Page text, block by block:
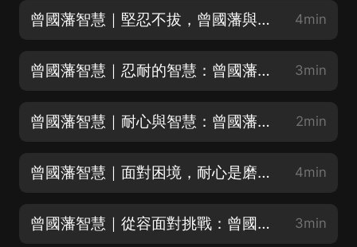
曾國藩智慧｜堅忍不拔，曾國藩與左宗棠的友誼 4min
曾國藩智慧｜忍耐的智慧：曾國藩的奇恥大辱 3min
曾國藩智慧｜耐心與智慧：曾國藩的人生哲學 2min
曾國藩智慧｜面對困境，耐心是磨練英雄的良機 4min
曾國藩智慧｜從容面對挑戰：曾國藩的耐心之道 3min